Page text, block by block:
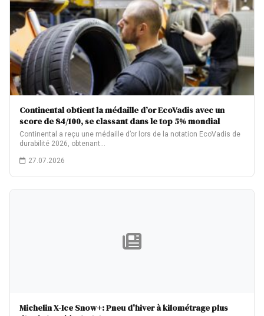
Continental obtient la médaille d’or EcoVadis avec un
score de 84/100, se classant dans le top 5% mondial
Continental a reçu une médaille d’or lors de la notation EcoVadis de
durabilité 2026, obtenant…
27.07.2026
Michelin X-Ice Snow+: Pneu d'hiver à kilométrage plus